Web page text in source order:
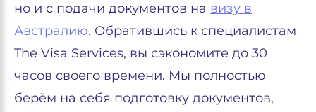
но и с подачи документов на визу в
Австралию. Обратившись к специалистам
The Visa Services, вы сэкономите до 30
часов своего времени. Мы полностью
берём на себя подготовку документов,